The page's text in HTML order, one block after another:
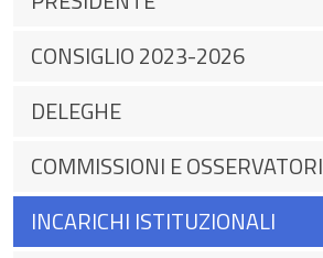
CONSIGLIO 2023-2026
DELEGHE
COMMISSIONI E OSSERVATORI
INCARICHI ISTITUZIONALI